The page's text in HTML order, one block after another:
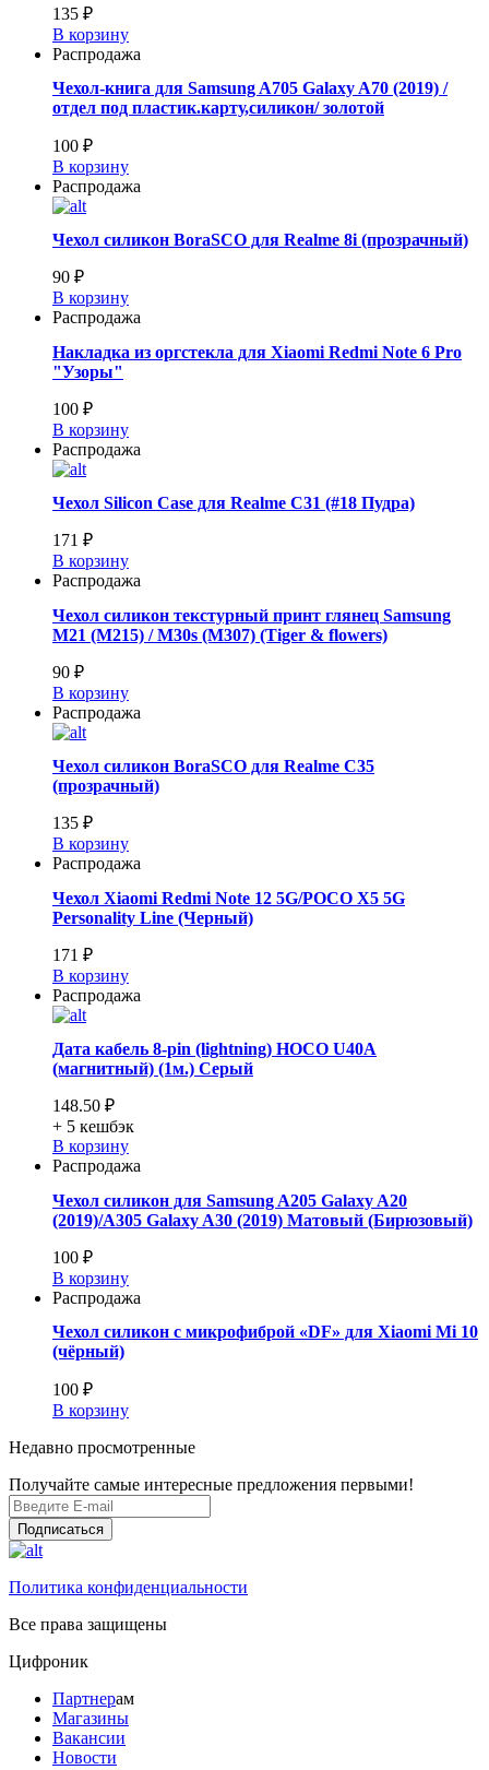
135 ₽
В корзину
Распродажа
Чехол-книга для Samsung A705 Galaxy A70 (2019) /
отдел под пластик.карту,силикон/ золотой
100 ₽
В корзину
Распродажа
Чехол силикон BoraSCO для Realme 8i (прозрачный)
90 ₽
В корзину
Распродажа
Накладка из оргстекла для Xiaomi Redmi Note 6 Pro
"Узоры"
100 ₽
В корзину
Распродажа
Чехол Silicon Case для Realme C31 (#18 Пудра)
171 ₽
В корзину
Распродажа
Чехол силикон текстурный принт глянец Samsung
M21 (M215) / M30s (M307) (Tiger & flowers)
90 ₽
В корзину
Распродажа
Чехол силикон BoraSCO для Realme C35
(прозрачный)
135 ₽
В корзину
Распродажа
Чехол Xiaomi Redmi Note 12 5G/POCO X5 5G
Personality Line (Черный)
171 ₽
В корзину
Распродажа
Дата кабель 8-pin (lightning) HOCO U40A
(магнитный) (1м.) Серый
148.50 ₽
+ 5 кешбэк
В корзину
Распродажа
Чехол силикон для Samsung A205 Galaxy A20
(2019)/A305 Galaxy A30 (2019) Матовый (Бирюзовый)
100 ₽
В корзину
Распродажа
Чехол силикон с микрофиброй «DF» для Xiaomi Mi 10
(чёрный)
100 ₽
В корзину
Недавно просмотренные
Получайте самые интересные предложения первыми!
Подписаться
Политика конфиденциальности
Все права защищены
Цифроник
Партнерам
Магазины
Вакансии
Новости